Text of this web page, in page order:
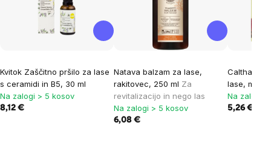
Kvitok Zaščitno pršilo za lase
s ceramidi in B5, 30 ml
Na zalogi > 5 kosov
8,12 €
Natava balzam za lase,
rakitovec, 250 ml Za
revitalizacijo in nego las
Na zalogi > 5 kosov
6,08 €
Caltha -
lase,
Na zalogi
5,26 €